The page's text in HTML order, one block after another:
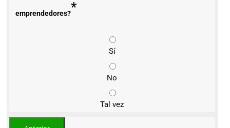
emprendedores?*
Sí
No
Tal vez